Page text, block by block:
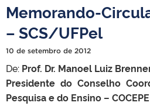
Memorando-
– SCS/UFPel
10 de setembro de 2012
De: Prof. Dr. Manoel Luiz
Presidente do Conselho
Pesquisa e do Ensino – COCEPE